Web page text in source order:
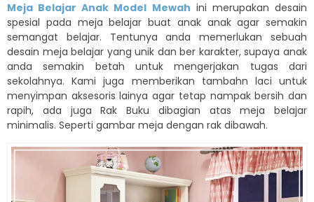
Meja Belajar Anak Model Mewah ini merupakan desain
spesial pada meja belajar buat anak anak agar semakin
semangat belajar. Tentunya anda memerlukan sebuah
desain meja belajar yang unik dan ber karakter, supaya anak
anda semakin betah untuk mengerjakan tugas dari
sekolahnya. Kami juga memberikan tambahn laci untuk
menyimpan aksesoris lainya agar tetap nampak bersih dan
rapih, ada juga Rak Buku dibagian atas meja belajar
minimalis. Seperti gambar meja dengan rak dibawah.